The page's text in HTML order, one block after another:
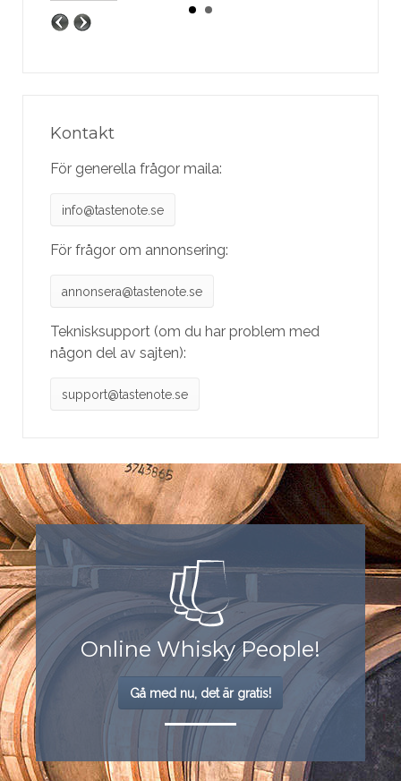
Kontakt
För generella frågor maila:
info@tastenote.se
För frågor om annonsering:
annonsera@tastenote.se
Teknisksupport (om du har problem med
någon del av sajten):
support@tastenote.se
Online Whisky People!
Gå med nu, det är gratis!